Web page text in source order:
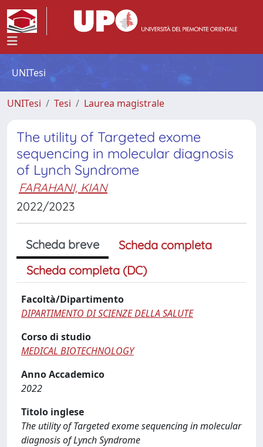
UNITesi
UNITesi Tesi Laurea magistrale
The utility of Targeted exome
sequencing in molecular diagnosis
of Lynch Syndrome
FARAHANI, KIAN
2022/2023
Scheda breve
Scheda completa
Scheda completa (DC)
Facoltà/Dipartimento
DIPARTIMENTO DI SCIENZE DELLA SALUTE
Corso di studio
MEDICAL BIOTECHNOLOGY
Anno Accademico
2022
Titolo inglese
The utility of Targeted exome sequencing in molecular
diagnosis of Lynch Syndrome